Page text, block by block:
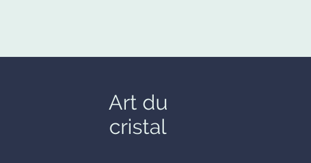
Art du
cristal